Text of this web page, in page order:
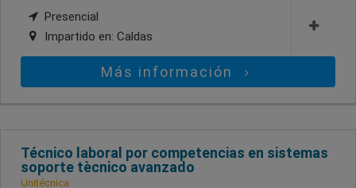
Presencial
Impartido en: Caldas
Más información
Técnico laboral por competencias en sistemas
soporte tècnico avanzado
Unitécnica